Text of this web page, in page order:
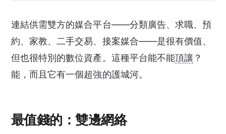
連結供需雙方的媒合平台——分類廣告、求職、預
約、家教、二手交易、接案媒合——是很有價值、
但也很特別的數位資產。這種平台能不能頂讓 ？
能，而且它有一個超強的護城河。
最值錢的：雙邊網絡